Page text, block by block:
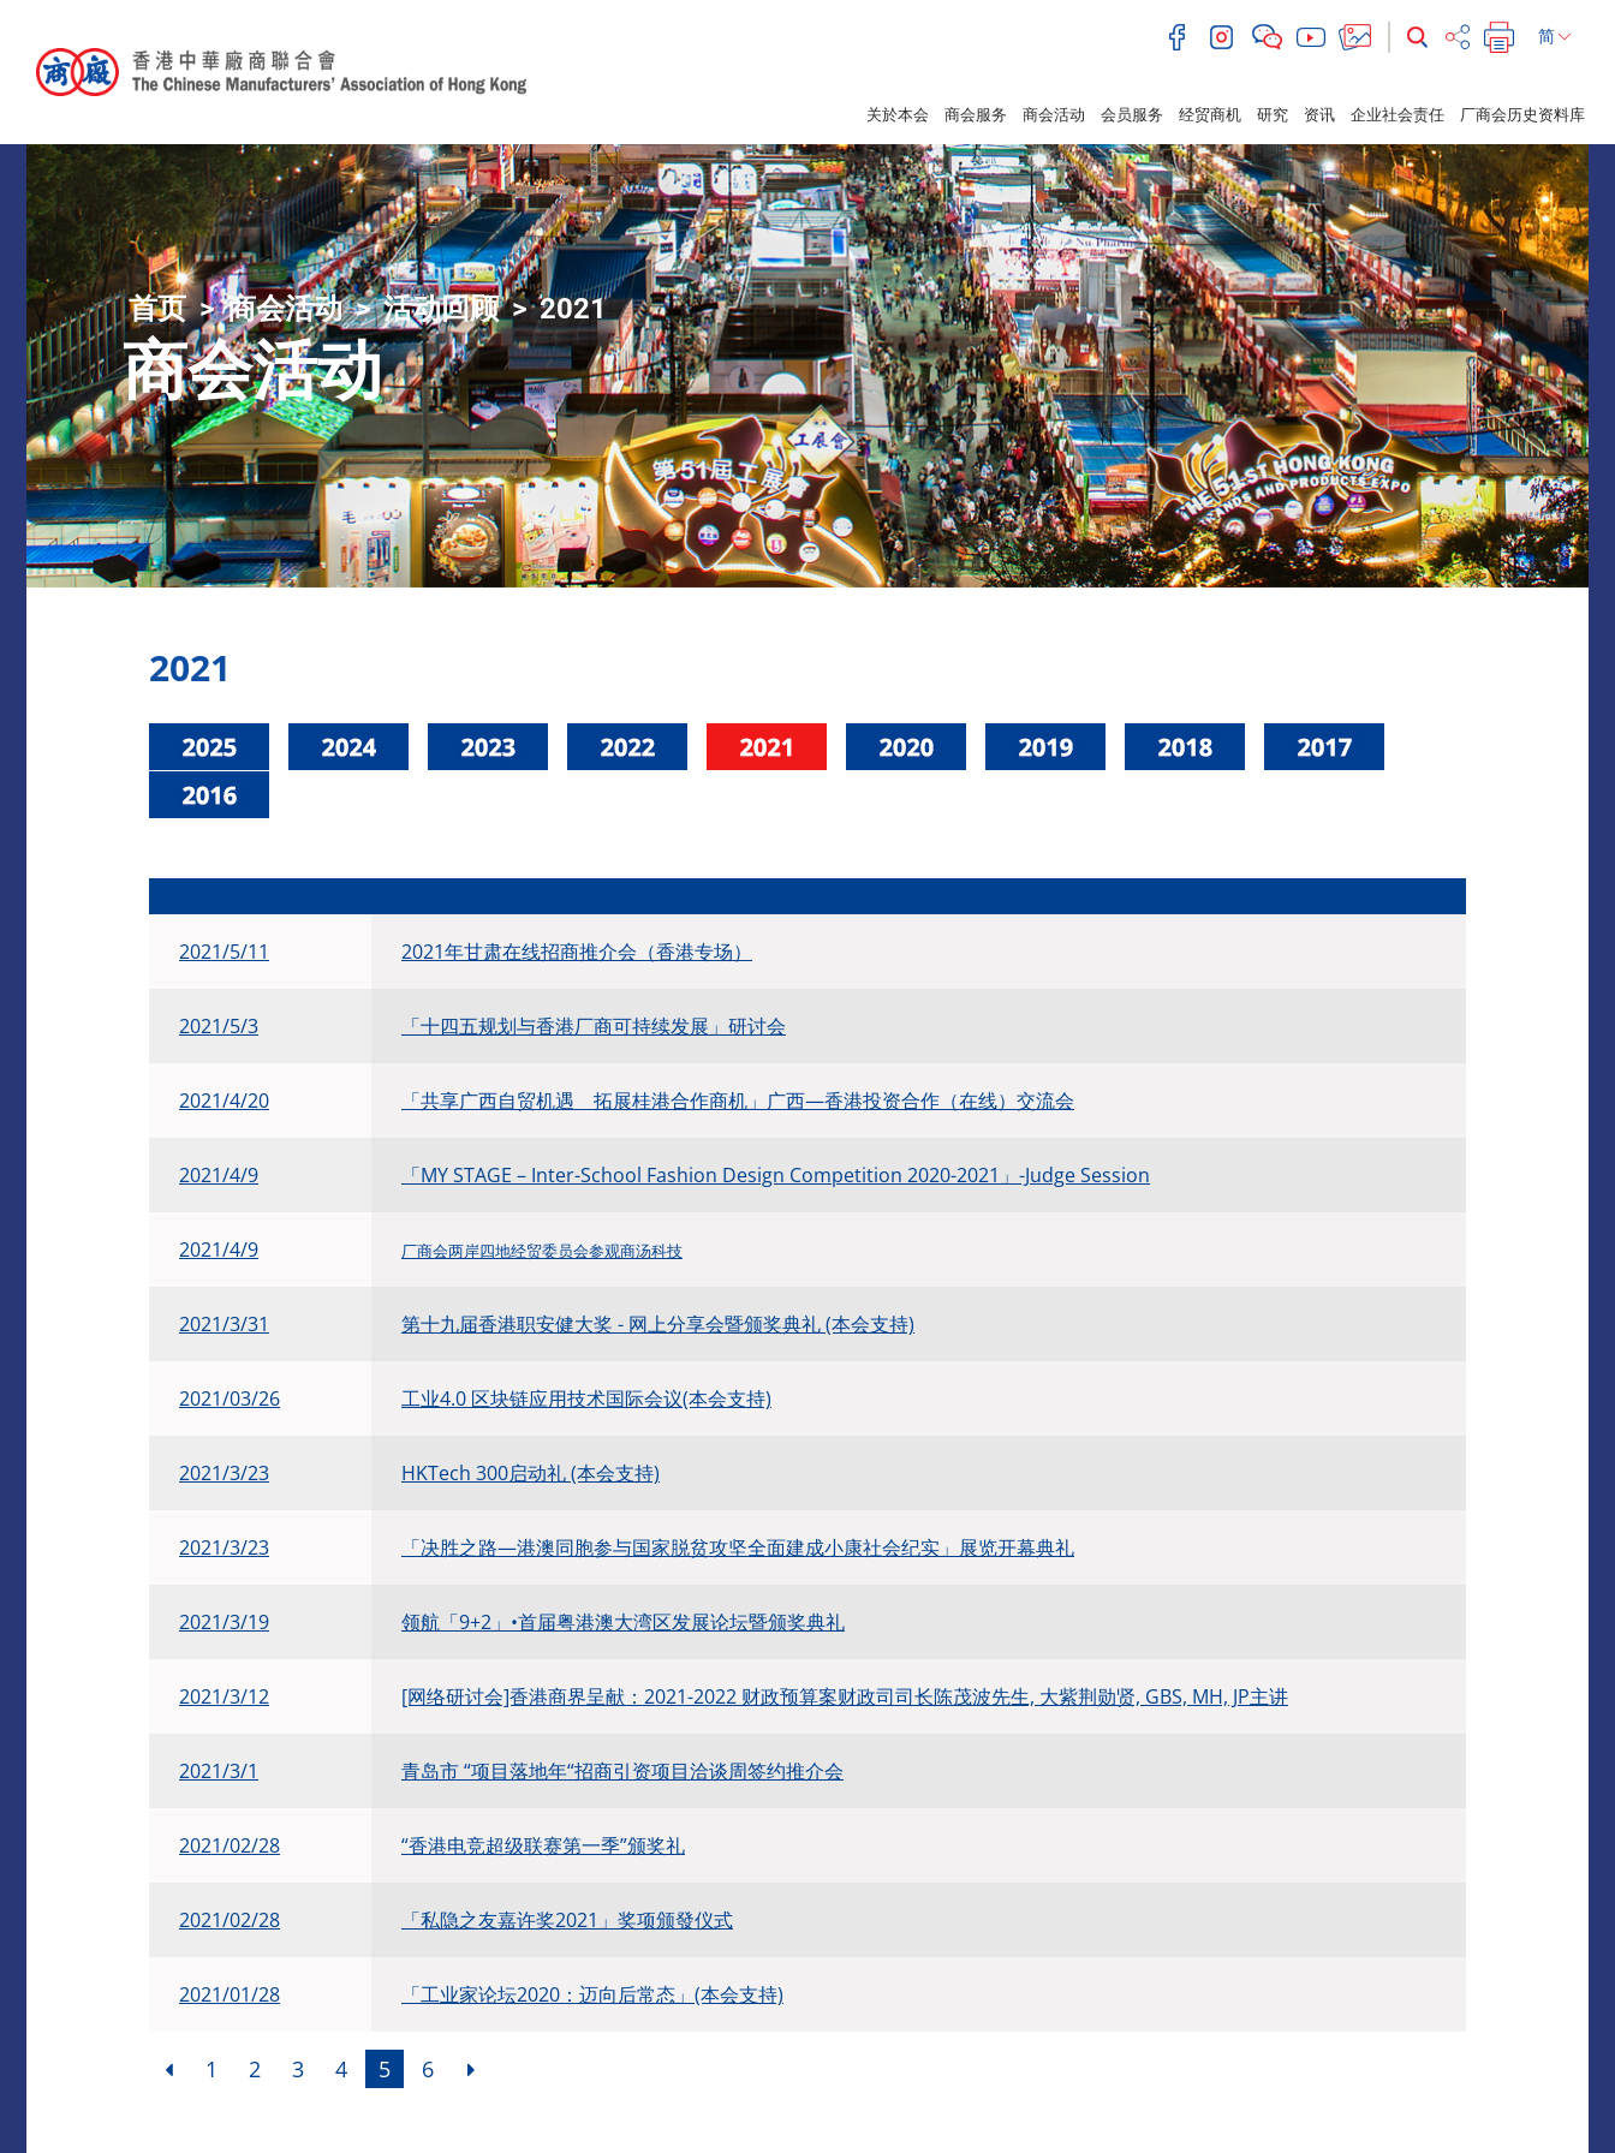
简
关於本会 商会服务 商会活动 会员服务 经贸商机 研究 资讯 企业社会责任 厂商会历史资料库
首页 商会活动 活动回顾 2021
商会活动
2021
2021/5/11 2021年甘肃在线招商推介会（香港专场）
2021/5/3 ​「十四五规划与香港厂商可持续发展」研讨会
2021/4/20 「共享广西自贸机遇 拓展桂港合作商机」广西—香港投资合作（在线）交流会
2021/4/9 「MY STAGE – Inter-School Fashion Design Competition 2020-2021」-Judge Session
2021/4/9 厂商会两岸四地经贸委员会参观商汤科技
2021/3/31 第十九届香港职安健大奖 - 网上分享会暨颁奖典礼 (本会支持)
2021/03/26 工业4.0 区块链应用技术国际会议(本会支持)
2021/3/23 HKTech 300启动礼 (本会支持)
2021/3/23 「决胜之路—港澳同胞参与国家脱贫攻坚全面建成小康社会纪实」展览开幕典礼
2021/3/19 领航「9+2」•首届粤港澳大湾区发展论坛暨颁奖典礼
​2021/3/12 [网络研讨会]香港商界呈献：2021-2022 财政预算案财政司司长陈茂波先生, 大紫荆勋贤, GBS, MH, JP主讲
2021/3/1 青岛市 “项目落地年“招商引资项目洽谈周签约推介会
2021/02/28 “香港电竞超级联赛第一季”颁奖礼
2021/02/28 「私隐之友嘉许奖2021」奖项颁發仪式
2021/01/28 「工业家论坛2020：迈向后常态」(本会支持)
1 2 3 4 5 6